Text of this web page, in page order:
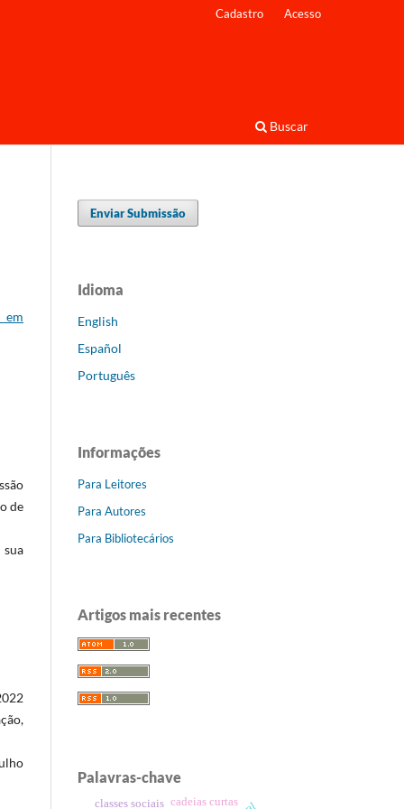
Buscar
Cadastro Acesso
em
de
sua
Enviar Submissão
Idioma
English
Español
Português
Informações
Para Leitores
Para Autores
Para Bibliotecários
Artigos mais recentes
Palavras-chave
classes sociais cadeias curtas